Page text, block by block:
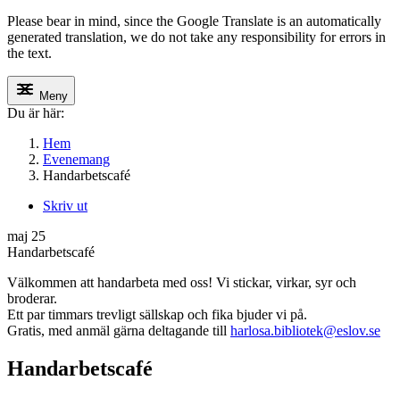
Please bear in mind, since the Google Translate is an automatically
generated translation, we do not take any responsibility for errors in
the text.
Meny
Du är här:
Hem
Evenemang
Handarbetscafé
Skriv ut
maj 25
Handarbetscafé
Välkommen att handarbeta med oss! Vi stickar, virkar, syr och
broderar.
Ett par timmars trevligt sällskap och fika bjuder vi på.
Gratis, med anmäl gärna deltagande till harlosa.bibliotek@eslov.se
Handarbetscafé